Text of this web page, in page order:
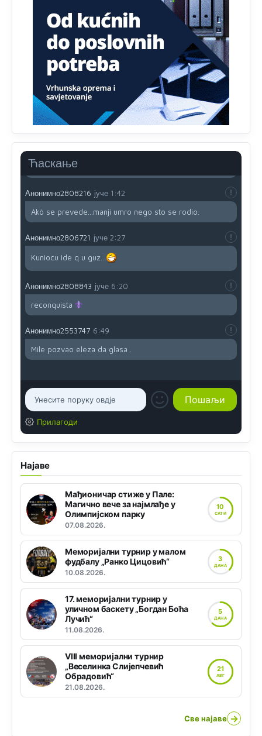
Ћаскање
791 BiH nije priznala Kosovo kao nezavisnu državu jer
genocidna tvorevina pravi smetnju a recimo Srbija je
davno priznala.Nasvakom proizvodu iz Srbije stoji -
uvoznik za Kosovo
Анонимно2806721
Sve i da se nekim čudom vojska Srbije "vrati" na
Kosovo-kome će se vratiti? Gdje je dobrodošla i koga
da brani? A imamo vojsku Kosova kojoj želimo svako
dobro i da se što bolje opreme
i mi tebi želimo dug život i tešku bolest
Анонимно2808216 јуче 1:42
Akò se prevede...manji umro nego sto se rodio.
Анонимно2806721 јуче 2:27
Kuniocu ide q u guz...
Анонимно2808843 јуче 6:20
reconquista
Анонимно2553747 6:49
Mile pozvao eleza da glasa .
Прилагоди
Најаве
Мађионичар стиже у Пале:
Магично вече за најмлађе у
Олимпијском парку
07.08.2026.
10
САТИ
Меморијални турнир у малом
фудбалу „Ранко Цицовић“
10.08.2026.
3
ДАНА
17. меморијални турнир у
уличном баскету „Богдан Боћа
Лучић“
11.08.2026.
5
ДАНА
VIII меморијални турнир
„Веселинка Слијепчевић
Обрадовић“
21.08.2026.
21
АВГ
Све најаве →